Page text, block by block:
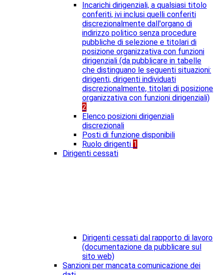
Incarichi dirigenziali, a qualsiasi titolo
conferiti, ivi inclusi quelli conferiti
discrezionalmente dall'organo di
indirizzo politico senza procedure
pubbliche di selezione e titolari di
posizione organizzativa con funzioni
dirigenziali (da pubblicare in tabelle
che distinguano le seguenti situazioni:
dirigenti, dirigenti individuati
discrezionalmente, titolari di posizione
organizzativa con funzioni dirigenziali)
2
Elenco posizioni dirigenziali
discrezionali
Posti di funzione disponibili
Ruolo dirigenti 1
Dirigenti cessati
Dirigenti cessati dal rapporto di lavoro
(documentazione da pubblicare sul
sito web)
Sanzioni per mancata comunicazione dei